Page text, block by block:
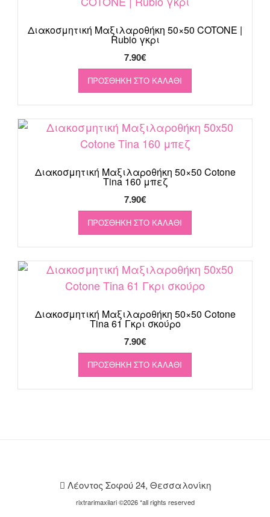
Διακοσμητική Μαξιλαροθήκη 50×50 COTONE |
Rubio γκρι
7.90€
ΠΡΟΣΘΉΚΗ ΣΤΟ ΚΑΛΆΘΙ
Διακοσμητική Μαξιλαροθήκη 50×50 Cotone
Tina 160 μπεζ
7.90€
ΠΡΟΣΘΉΚΗ ΣΤΟ ΚΑΛΆΘΙ
Διακοσμητική Μαξιλαροθήκη 50×50 Cotone
Tina 61 Γκρι σκούρο
7.90€
ΠΡΟΣΘΉΚΗ ΣΤΟ ΚΑΛΆΘΙ
Λέοντος Σοφού 24, Θεσσαλονίκη
rixtrarimaxilari ©2026 *all rights reserved